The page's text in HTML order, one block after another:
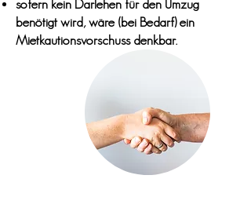
sofern kein Darlehen für den Umzug
benötigt wird, wäre (bei Bedarf) ein
Mietkautionsvorschuss denkbar.